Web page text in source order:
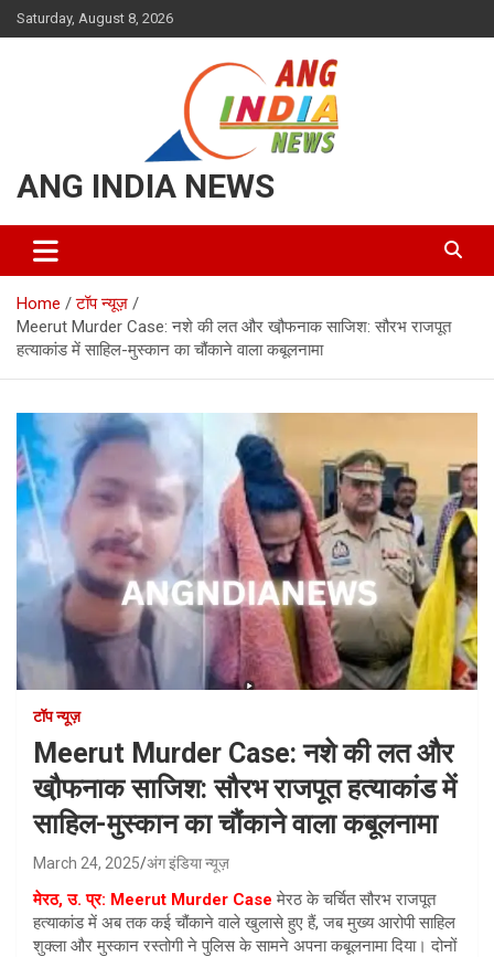
Skip
to
Saturday, August 8, 2026
ANG INDIA NEWS
Home
टॉप न्यूज़
Meerut Murder Case: नशे की लत और खौ़फनाक साजिश: सौरभ राजपूत
हत्याकांड में साहिल-मुस्कान का चौंकाने वाला कबूलनामा
टॉप न्यूज़
Meerut Murder Case: नशे की लत और
खौ़फनाक साजिश: सौरभ राजपूत हत्याकांड में
साहिल-मुस्कान का चौंकाने वाला कबूलनामा
March 24, 2025 अंग इंडिया न्यूज़
मेरठ, उ. प्र: Meerut Murder Case मेरठ के चर्चित सौरभ राजपूत
हत्याकांड में अब तक कई चौंकाने वाले खुलासे हुए हैं, जब मुख्य आरोपी साहिल
शुक्ला और मुस्कान रस्तोगी ने पुलिस के सामने अपना कबूलनामा दिया। दोनों